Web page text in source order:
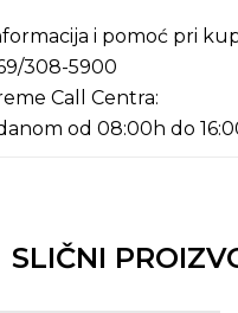
i pomoć pri
308-5900
Call Centra:
od 08:00h do
SLIČNI